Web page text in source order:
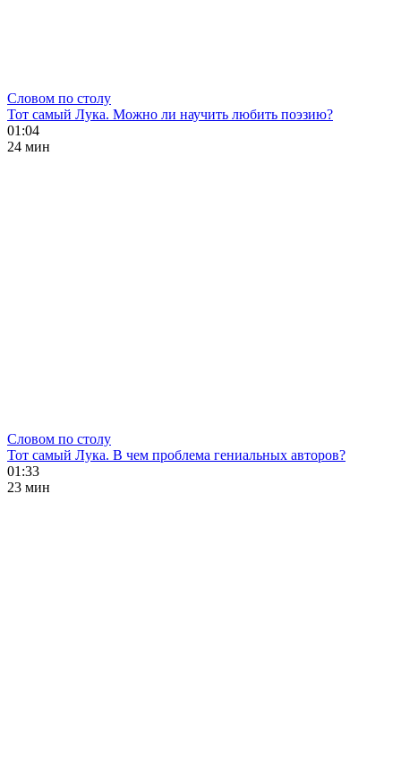
Словом по столу
Тот самый Лука. Можно ли научить любить поэзию?
01:04
24 мин
Словом по столу
Тот самый Лука. В чем проблема гениальных авторов?
01:33
23 мин